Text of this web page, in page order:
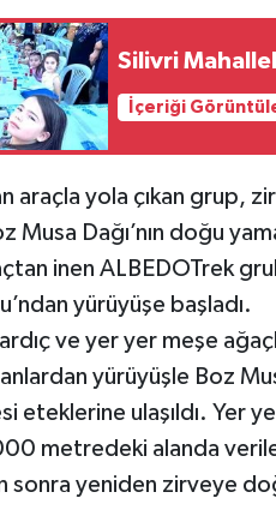
Silivri
İçeriği
araçla yola çıkan grup,
Musa Dağı’nın doğu
inen ALBEDOTrek
yürüyüşe başladı.
ve yer yer meşe
yürüyüşle Boz
eteklerine ulaşıldı. Yer
metredeki alanda
sonra yeniden zirveye